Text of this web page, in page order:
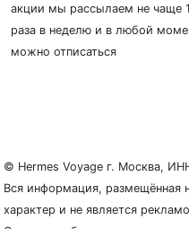
© Hermes Voyage г. Москва,
Вся информация, размещённая
характер и не является
акции мы рассылаем не чаще 1
раза в неделю и в любой
можно отписаться